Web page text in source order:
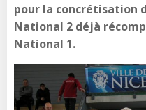
pour la concrétisation
National 2 déjà
National 1.